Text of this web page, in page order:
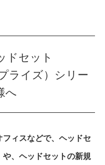
ドセット
ライズ）シリー
へ
ィスなどで、ヘッドセ
や、ヘッドセットの新規